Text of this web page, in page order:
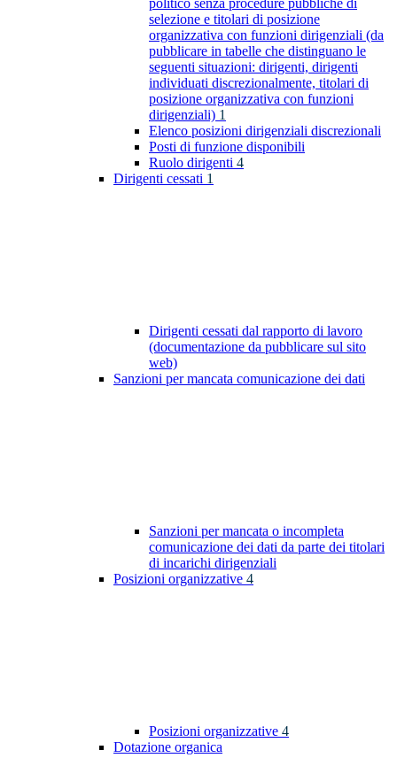
politico senza procedure pubbliche di
selezione e titolari di posizione
organizzativa con funzioni dirigenziali (da
pubblicare in tabelle che distinguano le
seguenti situazioni: dirigenti, dirigenti
individuati discrezionalmente, titolari di
posizione organizzativa con funzioni
dirigenziali) 1
Elenco posizioni dirigenziali discrezionali
Posti di funzione disponibili
Ruolo dirigenti 4
Dirigenti cessati 1
Dirigenti cessati dal rapporto di lavoro
(documentazione da pubblicare sul sito
web)
Sanzioni per mancata comunicazione dei dati
Sanzioni per mancata o incompleta
comunicazione dei dati da parte dei titolari
di incarichi dirigenziali
Posizioni organizzative 4
Posizioni organizzative 4
Dotazione organica